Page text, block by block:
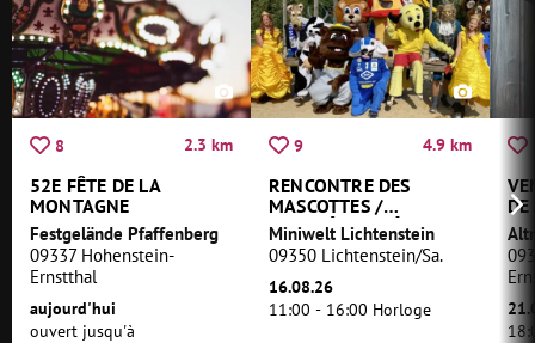
8 2.3 km
52E FÊTE DE LA
MONTAGNE
Festgelände Pfaffenberg
09337 Hohenstein-
Ernstthal
aujourd'hui
ouvert jusqu'à
9 4.9 km
RENCONTRE DES
MASCOTTES /
JOURNÉE LUMIÈRE
BLEUE DANS LE MINI-
MONDE
Miniwelt Lichtenstein
09350 Lichtenstein/Sa.
16.08.26
11:00 - 16:00 Horloge